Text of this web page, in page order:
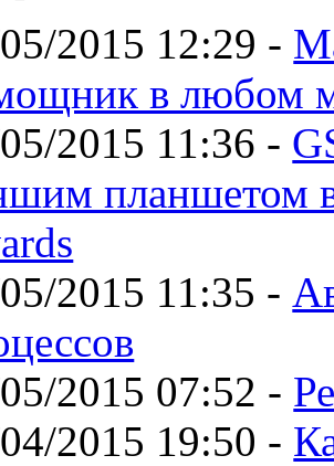
2015 12:29 -
в любом
2015 11:36 -
планшетом
2015 11:35 -
2015 07:52 -
2015 19:50 -